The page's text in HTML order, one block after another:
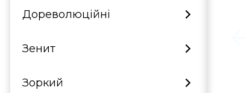
Дореволюційні
Зенит
Зоркий